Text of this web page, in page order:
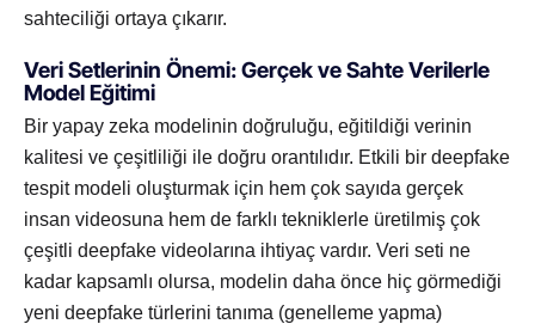
sahteciliği ortaya çıkarır.
Veri Setlerinin Önemi: Gerçek ve Sahte Verilerle
Model Eğitimi
Bir yapay zeka modelinin doğruluğu, eğitildiği verinin
kalitesi ve çeşitliliği ile doğru orantılıdır. Etkili bir deepfake
tespit modeli oluşturmak için hem çok sayıda gerçek
insan videosuna hem de farklı tekniklerle üretilmiş çok
çeşitli deepfake videolarına ihtiyaç vardır. Veri seti ne
kadar kapsamlı olursa, modelin daha önce hiç görmediği
yeni deepfake türlerini tanıma (genelleme yapma)